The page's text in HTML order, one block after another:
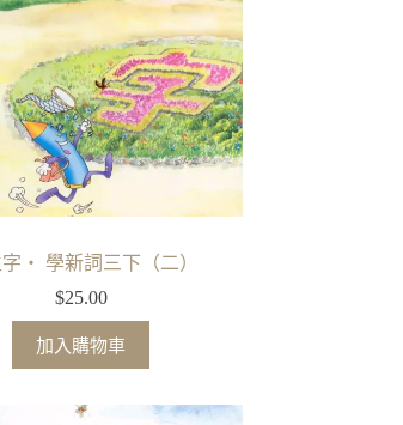
‧ 學新詞三下（二）
$25.00
加入購物車